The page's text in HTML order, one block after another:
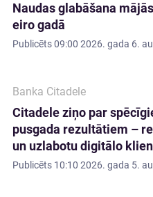
Naudas glabāšana
eiro gadā
Publicēts09:00 2026. gada 6.
Banka Citadele
Citadele ziņo par
pusgada rezultātiem –
un uzlabotu digitālo
Publicēts 10:10 2026. gada 5.